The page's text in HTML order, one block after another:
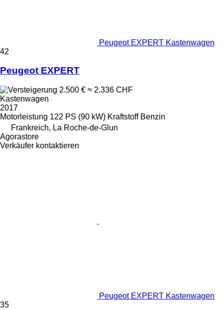
Peugeot EXPERT Kastenwagen
42
Peugeot EXPERT
2.500 € ≈ 2.336 CHF
Kastenwagen
2017
Motorleistung 122 PS (90 kW) Kraftstoff Benzin
Frankreich, La Roche-de-Glun
Agorastore
Verkäufer kontaktieren
Peugeot EXPERT Kastenwagen
35